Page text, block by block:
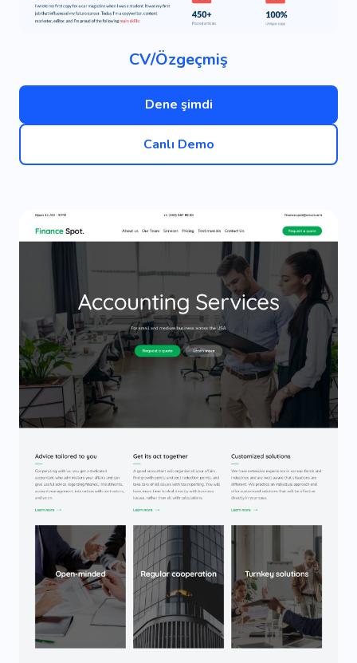
CV/Özgeçmiş
Dene şimdi
Canlı Demo